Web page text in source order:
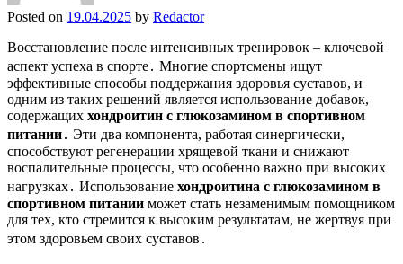
Posted on 19.04.2025 by Redactor
Восстановление после интенсивных тренировок – ключевой
аспект успеха в спорте․ Многие спортсмены ищут
эффективные способы поддержания здоровья суставов, и
одним из таких решений является использование добавок,
содержащих хондроитин с глюкозамином в спортивном
питании․ Эти два компонента, работая синергически,
способствуют регенерации хрящевой ткани и снижают
воспалительные процессы, что особенно важно при высоких
нагрузках․ Использование хондроитина с глюкозамином в
спортивном питании может стать незаменимым помощником
для тех, кто стремится к высоким результатам, не жертвуя при
этом здоровьем своих суставов․